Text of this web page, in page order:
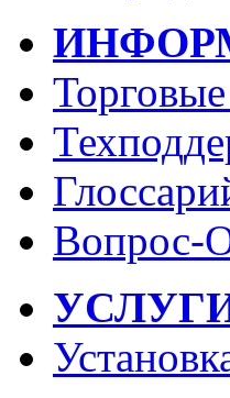
Вопрос-